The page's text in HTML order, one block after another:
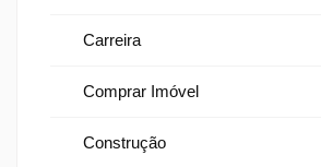
Carreira
Comprar Imóvel
Construção